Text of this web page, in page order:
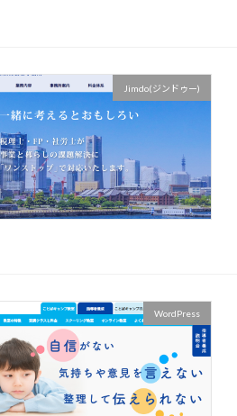
Jimdo(ジンドゥー)
WordPress